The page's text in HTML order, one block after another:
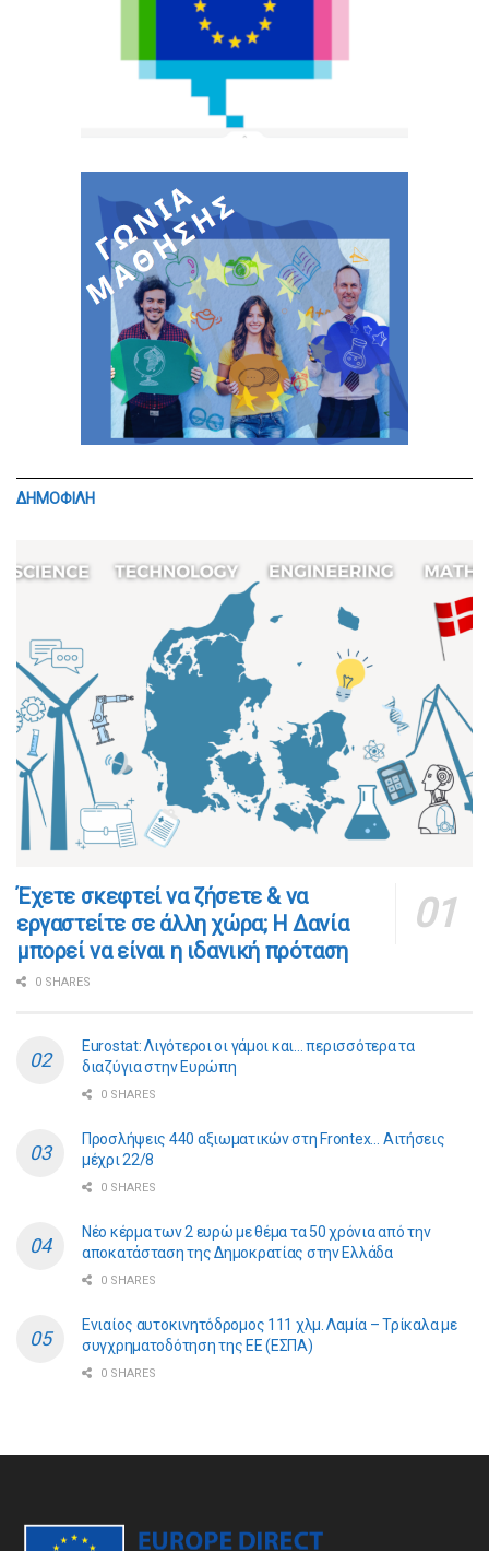
ΔΗΜΟΦΙΛΗ
​​Έχετε σκεφτεί να ζήσετε & να
εργαστείτε σε άλλη χώρα; Η Δανία
μπορεί να είναι η ιδανική πρόταση
0 SHARES
Eurostat: Λιγότεροι οι γάμοι και… περισσότερα τα
διαζύγια στην Ευρώπη
0 SHARES
Προσλήψεις 440 αξιωματικών στη Frontex… Αιτήσεις
μέχρι 22/8
0 SHARES
Νέο κέρμα των 2 ευρώ με θέμα τα 50 χρόνια από την
αποκατάσταση της Δημοκρατίας στην Ελλάδα
0 SHARES
Ενιαίος αυτοκινητόδρομος 111 χλμ. Λαμία – Τρίκαλα με
συγχρηματοδότηση της ΕE (ΕΣΠΑ)
0 SHARES